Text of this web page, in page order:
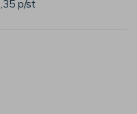
p/st